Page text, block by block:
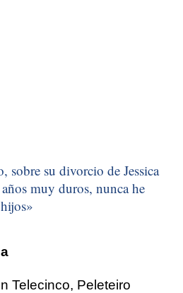
sobre su divorcio de Jessica
muy duros, nunca he
Telecinco, Peleteiro